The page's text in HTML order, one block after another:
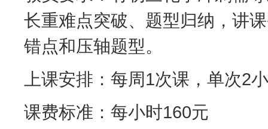
长重难点突破、题型归纳，讲
错点和压轴题型。
上课安排：每周1次课，单次2
课费标准：每小时160元